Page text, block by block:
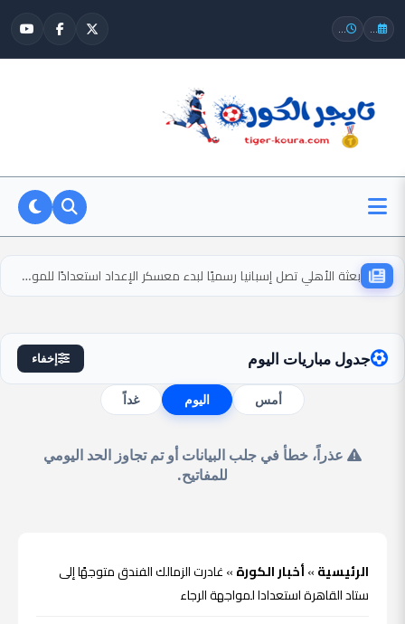
...
...
بعثة الأهلي تصل إسبانيا رسميًا لبدء معسكر الإعداد استعدادًا للموسم الجديد
الرئيسية»أخبار الكورة»غادرت الزمالك الفندق متوجهًا إلى
ستاد القاهرة استعدادا لمواجهة الرجاء